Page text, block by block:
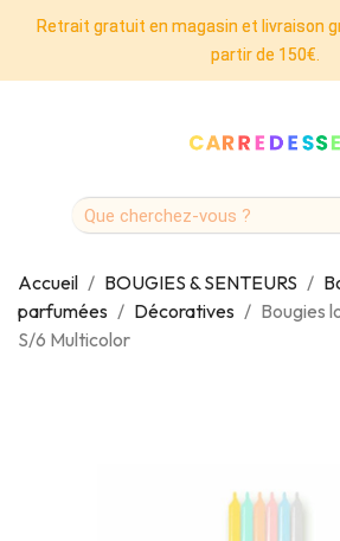
Retrait gratuit en magasin et livraison
partir de 150€.
Accueil BOUGIES & SENTEURS
parfumées
Décoratives
Bougies
S/6 Multicolor